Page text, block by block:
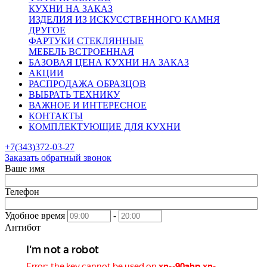
КУХНИ НА ЗАКАЗ
ИЗДЕЛИЯ ИЗ ИСКУССТВЕННОГО КАМНЯ
ДРУГОЕ
ФАРТУКИ СТЕКЛЯННЫЕ
МЕБЕЛЬ ВСТРОЕННАЯ
БАЗОВАЯ ЦЕНА КУХНИ НА ЗАКАЗ
АКЦИИ
РАСПРОДАЖА ОБРАЗЦОВ
ВЫБРАТЬ ТЕХНИКУ
ВАЖНОЕ И ИНТЕРЕСНОЕ
КОНТАКТЫ
КОМПЛЕКТУЮЩИЕ ДЛЯ КУХНИ
+7(343)372-03-27
Заказать обратный звонок
Ваше имя
Телефон
Удобное время
-
Антибот